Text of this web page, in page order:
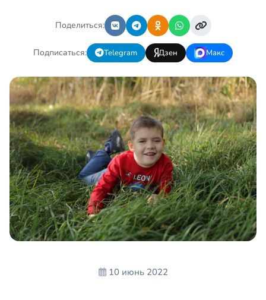
Поделиться:
Подписаться: Telegram Дзен Макс
10 июнь 2022